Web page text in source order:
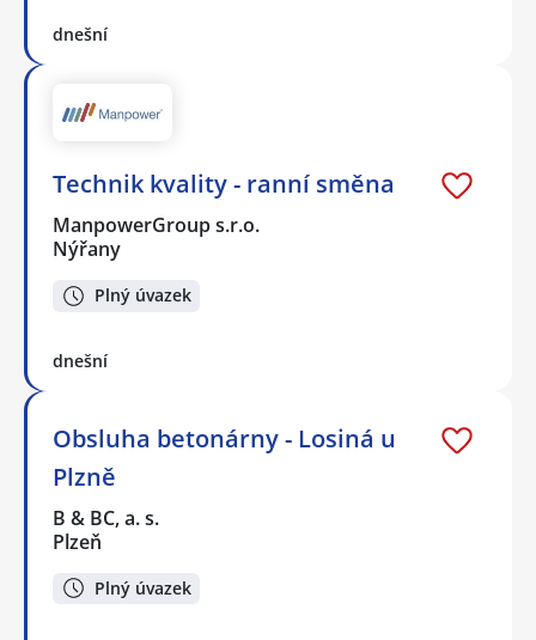
dnešní
Technik kvality - ranní směna
ManpowerGroup s.r.o.
Nýřany
Plný úvazek
dnešní
Obsluha betonárny - Losiná u
Plzně
B & BC, a. s.
Plzeň
Plný úvazek